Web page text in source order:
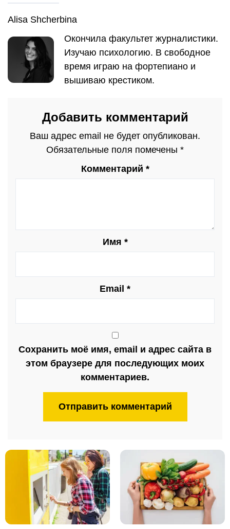
Alisa Shcherbina
Окончила факультет журналистики.
Изучаю психологию. В свободное
время играю на фортепиано и
вышиваю крестиком.
Добавить комментарий
Ваш адрес email не будет опубликован.
Обязательные поля помечены *
Комментарий *
Имя *
Email *
Сохранить моё имя, email и адрес сайта в
этом браузере для последующих моих
комментариев.